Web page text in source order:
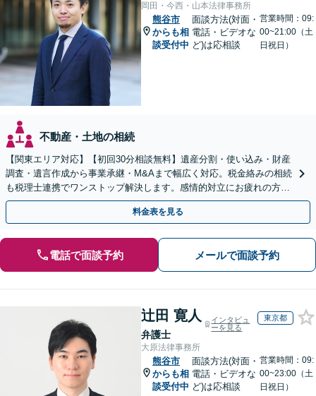
岡田・今西・山本法律事務所
熊谷市
からも相
談受付中
面談方法(対面・
電話・ビデオな
ど)は応相談
営業時間：09:
00~21:00（土
日祝日）
不動産・土地の相続
【関東エリア対応】【初回30分相談無料】遺産分割・使い込み・財産
調査・遺言作成から事業承継・M&Aまで幅広く対応。税金絡みの相続
も税理士連携でワンストップ解決します。感情的対立にお疲れの方や
紛争予防をご検討の方も、お気軽にご相談ください。
料金表を見る
電話で面談予約 メールで面談予約
辻田 寛人
弁護士
インタビュ
ーを見る
東京都
大原法律事務所
熊谷市
からも相
談受付中
面談方法(対面・
電話・ビデオな
ど)は応相談
営業時間：09:
00~23:00（土
日祝日）